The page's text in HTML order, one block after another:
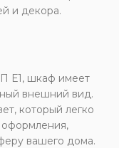
и декора.
Е1, шкаф имеет
внешний вид.
который легко
оформления,
вашего дома.